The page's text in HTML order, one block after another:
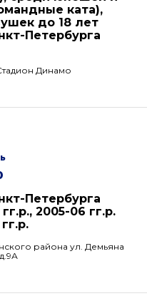
ката),
до 18 лет
Петербурга
Динамо
Петербурга
2005-06 гг.р.
района ул. Демьяна